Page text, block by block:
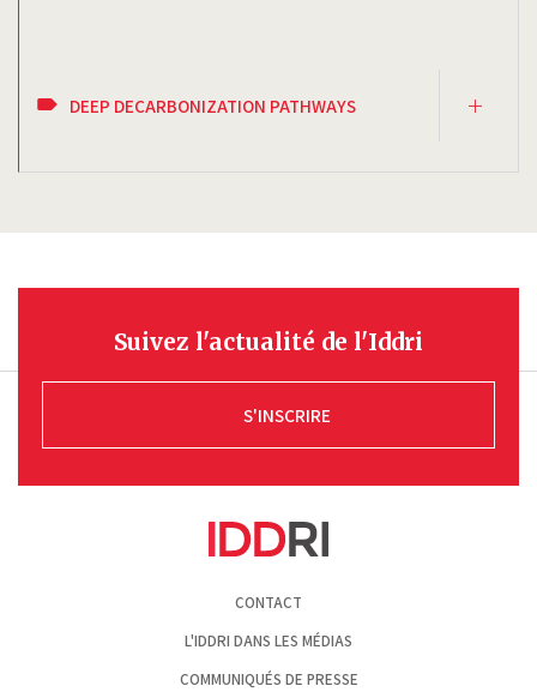
DEEP DECARBONIZATION PATHWAYS
Suivez l'actualité de l'Iddri
S'INSCRIRE
CONTACT
L'IDDRI DANS LES MÉDIAS
COMMUNIQUÉS DE PRESSE